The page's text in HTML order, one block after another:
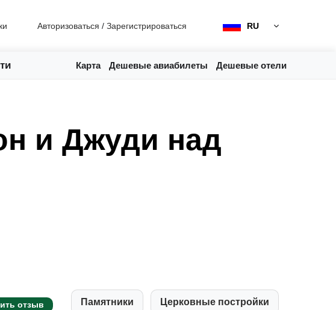
Авторизоваться / Зарегистрироваться RU
Карта Дешевые авиабилеты Дешевые отели
и Джуди над
отзыв Памятники Церковные постройки